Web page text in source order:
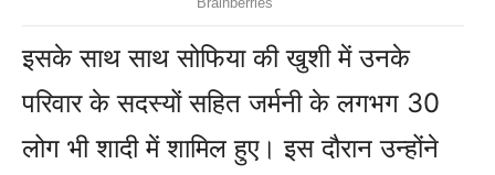
इसके साथ साथ सोफिया की खुशी में उनके
परिवार के सदस्यों सहित जर्मनी के लगभग 30
लोग भी शादी में शामिल हुए। इस दौरान उन्होंने